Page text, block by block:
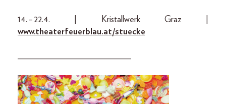
14. – 22.4. | Kristallwerk Graz |
www.theaterfeuerblau.at/stuecke
_________________________